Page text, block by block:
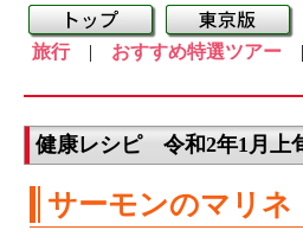
旅行| おすすめ特選ツアー
健康レシピ 令和2年1月上
サーモンのマリネ